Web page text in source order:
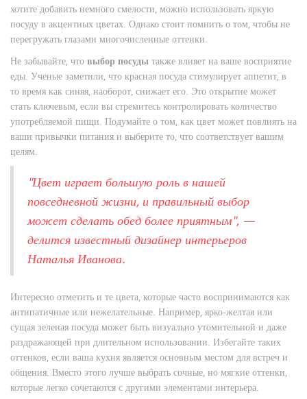
хотите добавить немного смелости, можно использовать яркую
посуду в акцентных цветах. Однако стоит помнить о том, чтобы не
перегружать глазами многочисленные оттенки.
Не забывайте, что выбор посуды также влияет на ваше восприятие
еды. Ученые заметили, что красная посуда стимулирует аппетит, в
то время как синяя, наоборот, снижает его. Это открытие может
стать ключевым, если вы стремитесь контролировать количество
употребляемой пищи. Подумайте о том, как цвет может повлиять на
ваши привычки питания и выберите то, что соответствует вашим
целям.
"Цвет играет большую роль в нашей
повседневной жизни, и правильный выбор
может сделать обед более приятным", —
делится известный дизайнер интерьеров
Наталья Иванова.
Интересно отметить и те цвета, которые часто воспринимаются как
антипатичные или нежелательные. Например, ярко-желтая или
сущая зеленая посуда может быть визуально утомительной и даже
раздражающей при длительном использовании. Избегайте таких
оттенков, если ваша кухня является основным местом для встреч и
общения. Вместо этого лучше выбрать сочные, но мягкие оттенки,
которые легко сочетаются с другими элементами интерьера.